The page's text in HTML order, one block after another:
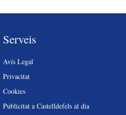
Serveis
Avís Legal
Privacitat
Cookies
Publicitat a Castelldefels al dia